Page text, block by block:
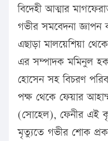
বিদেহী আত্মার
গভীর সমবেদনা জ্ঞাপন
এছাড়া মালয়েশিয়া
এর সম্পাদক মমিনুল হক
হোসেন সহ বিচরণ
পক্ষ থেকে ফেয়ার
(সোহেল), ফেনীর এই
মৃত্যুতে গভীর শোক